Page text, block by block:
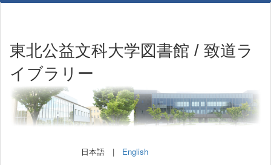
東北公益文科大学図書館 / 致道ラ
イブラリー
日本語 | English